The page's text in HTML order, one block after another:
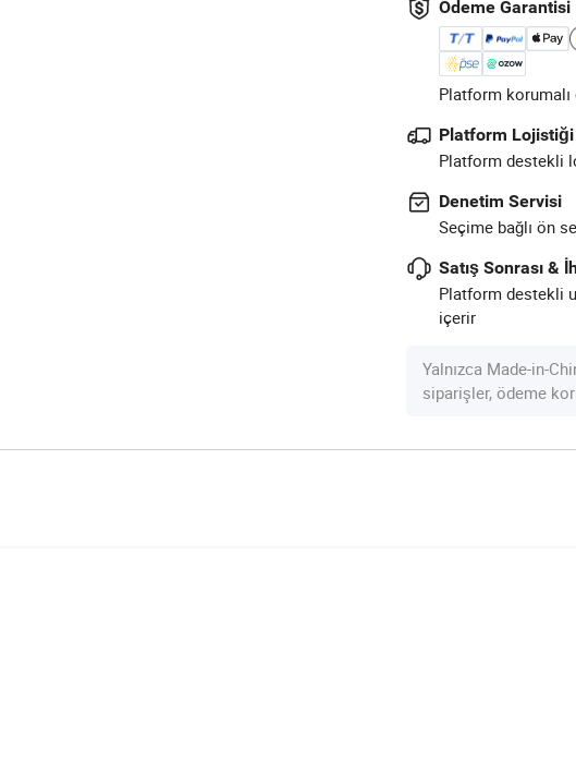
Ödeme Garantisi
Platform
Platform Lojistiği
Platform destekli
Denetim Servisi
Seçime bağlı ön
Satış Sonrası &
Platform destekli
içerir
Yalnızca Made-in-
siparişler, ödeme